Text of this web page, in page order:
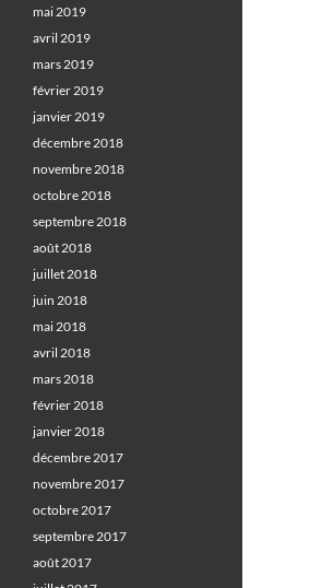
mai 2019
avril 2019
mars 2019
février 2019
janvier 2019
décembre 2018
novembre 2018
octobre 2018
septembre 2018
août 2018
juillet 2018
juin 2018
mai 2018
avril 2018
mars 2018
février 2018
janvier 2018
décembre 2017
novembre 2017
octobre 2017
septembre 2017
août 2017